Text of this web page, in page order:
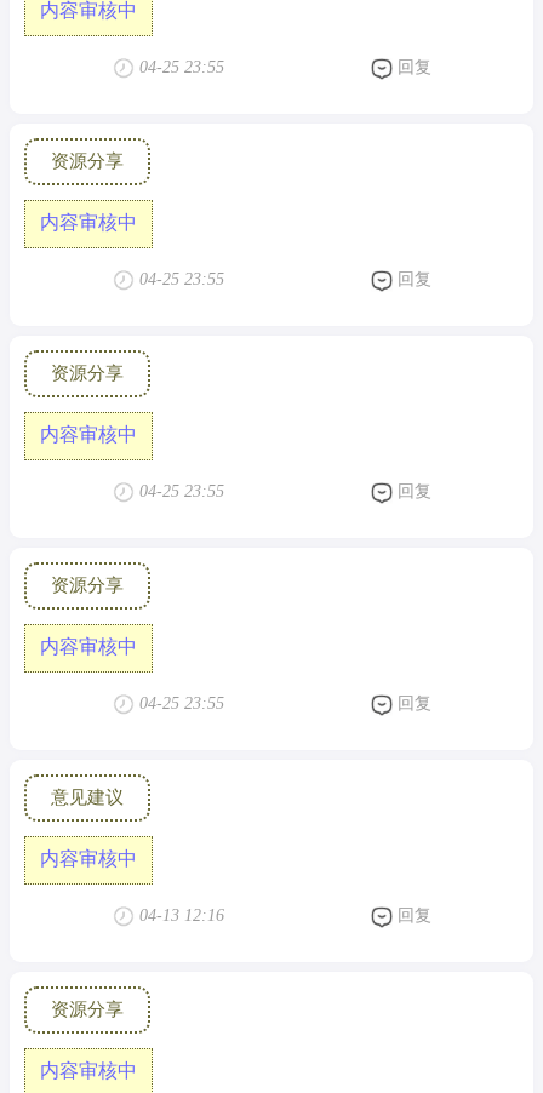
内容审核中
04-25 23:55 回复
资源分享
内容审核中
04-25 23:55 回复
资源分享
内容审核中
04-25 23:55 回复
资源分享
内容审核中
04-25 23:55 回复
意见建议
内容审核中
04-13 12:16 回复
资源分享
内容审核中